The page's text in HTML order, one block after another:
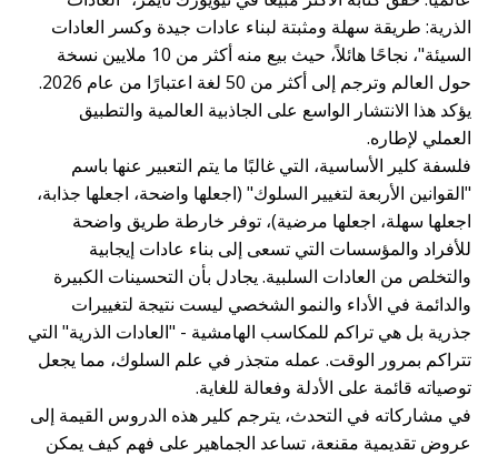
الذرية: طريقة سهلة ومثبتة لبناء عادات جيدة وكسر العادات
السيئة"، نجاحًا هائلاً، حيث بيع منه أكثر من 10 ملايين نسخة
حول العالم وترجم إلى أكثر من 50 لغة اعتبارًا من عام 2026.
يؤكد هذا الانتشار الواسع على الجاذبية العالمية والتطبيق
العملي لإطاره.
فلسفة كلير الأساسية، التي غالبًا ما يتم التعبير عنها باسم
"القوانين الأربعة لتغيير السلوك" (اجعلها واضحة، اجعلها جذابة،
اجعلها سهلة، اجعلها مرضية)، توفر خارطة طريق واضحة
للأفراد والمؤسسات التي تسعى إلى بناء عادات إيجابية
والتخلص من العادات السلبية. يجادل بأن التحسينات الكبيرة
والدائمة في الأداء والنمو الشخصي ليست نتيجة لتغييرات
جذرية بل هي تراكم للمكاسب الهامشية - "العادات الذرية" التي
تتراكم بمرور الوقت. عمله متجذر في علم السلوك، مما يجعل
توصياته قائمة على الأدلة وفعالة للغاية.
في مشاركاته في التحدث، يترجم كلير هذه الدروس القيمة إلى
عروض تقديمية مقنعة، تساعد الجماهير على فهم كيف يمكن